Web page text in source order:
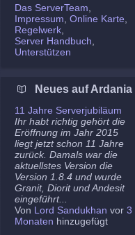
Das ServerTeam
Impressum Online Karte
Regelwerk
Server Handbuch
Unterstützen
Neues auf Ardania
11 Jahre Serverjubiläum
Ihr habt richtig gehört die
Eröffnung im Jahr 2015
liegt jetzt schon 11 Jahre
zurück. Damals war die
aktuellstes Version die
Version 1.8.4 und wurde
Granit, Diorit und Andesit
eingeführt...
Von Lord Sandukhan vor 3
Monaten hinzugefügt